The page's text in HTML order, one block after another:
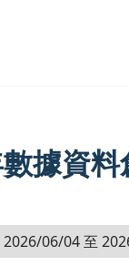
據資料
2026/06/04 至